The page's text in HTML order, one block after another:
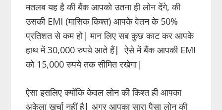
मतलब यह है की बैंक आपको उतना ही लोन देंगे, की
उसकी EMI (मासिक किश्त) आपके वेतन के 50%
प्रतिशत से कम हो| मान लिए सब कुछ काट कर आपके
हाथ में 30,000 रुपये आते हैं| ऐसे में बैंक आपकी EMI
को 15,000 रुपये तक सीमित रखेगा|
ऐसा इसलिए क्योंकि केवल लोन की किश्त ही आपका
अकेला खर्चा नहीं है| अगर आपका सारा पैसा लोन की